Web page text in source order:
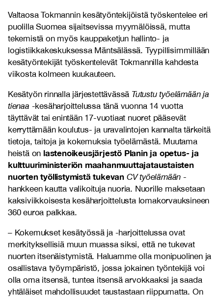
Valtaosa Tokmannin kesätyöntekijöistä työskentelee eri
puolilla Suomea sijaitsevissa myymälöissä, mutta
tekemistä on myös kauppaketjun hallinto- ja
logistiikkakeskuksessa Mäntsälässä. Tyypillisimmillään
kesätyöntekijät työskentelevät Tokmannilla kahdesta
viikosta kolmeen kuukauteen.
Kesätyön rinnalla järjestettävässä Tutustu työelämään ja
tienaa -kesäharjoittelussa tänä vuonna 14 vuotta
täyttävät tai enintään 17-vuotiaat nuoret pääsevät
kerryttämään koulutus- ja uravalintojen kannalta tärkeitä
tietoja, taitoja ja kokemuksia työelämästä. Muutama
heistä on lastenoikeusjärjestö Planin ja opetus- ja
kulttuuriministeriön maahanmuuttajataustaisten
nuorten työllistymistä tukevan CV työelämään -
hankkeen kautta valikoituja nuoria. Nuorille maksetaan
kaksiviikkoisesta kesäharjoittelusta lomakorvauksineen
360 euroa palkkaa.
– Kokemukset kesätyössä ja -harjoittelussa ovat
merkityksellisiä muun muassa siksi, että ne tukevat
nuorten itsenäistymistä. Haluamme olla monipuolinen ja
osallistava työympäristö, jossa jokainen työntekijä voi
olla oma itsensä, tuntea itsensä arvokkaaksi ja saada
yhtäläiset mahdollisuudet taustastaan riippumatta. On